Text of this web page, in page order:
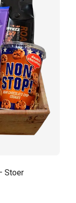
Stoer